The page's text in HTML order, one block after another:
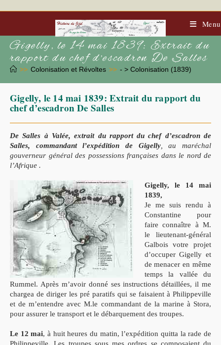
to
Menu
Gigelly, le 14 mai 1839: Extrait du
rapport du chef d’escadron De Salles
>> Colonisation et Révoltes >> - > Colonisation (1839)
Gigelly, le 14 mai 1839: Extrait du rapport du
chef d’escadron De Salles
De Salles à Valée, extrait du rapport du chef d’escadron de
Salles, commandant l’expédition de Gigelly, au maréchal
gouverneur général des possessions françaises dans le nord de
l’Afrique .
Gigelly, le 14 mai
1839,
Je me suis rendu à
Constantine pour
faire connaître à M.
le lieutenant-général
Galbois votre projet
d’occuper Gigelly et
de menacer en même
temps la vallée du
Rummel. Après m’avoir donné ses instructions détaillées, il me
chargea de diriger les pré paratifs qui se faisaient à Philippeville
et de m’entendre avec M.le commandant de la marine à Stora,
pour assurer le transport et le débarquement des troupes.
Le 12 mai, à huit heures du matin, l’expédition quitta la rade de